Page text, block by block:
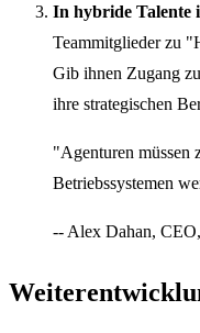
In hybride Talente
Teammitglieder zu
Gib ihnen Zugang
ihre strategischen
"Agenturen müssen
Betriebssystemen
-- Alex Dahan,